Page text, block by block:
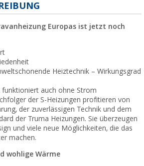
Europas ist jetzt noch
Heiztechnik – Wirkungsgrad
auch ohne Strom
der S-Heizungen profitieren von
der zuverlässigen Technik und dem
der Truma Heizungen. Sie überzeugen
und viele neue Möglichkeiten, die das
machen.
wohlige Wärme